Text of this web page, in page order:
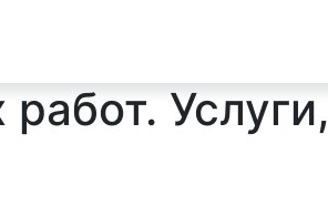
Услуги,